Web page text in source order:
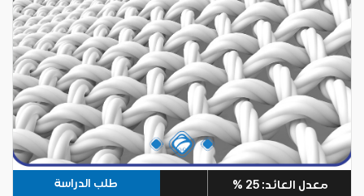
معدل العائد: 25 % طلب الدراسة